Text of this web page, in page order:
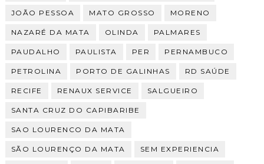
JOÃO PESSOA MATO GROSSO MORENO
NAZARÉ DA MATA OLINDA PALMARES
PAUDALHO PAULISTA PER PERNAMBUCO
PETROLINA PORTO DE GALINHAS RD SAÚDE
RECIFE RENAUX SERVICE SALGUEIRO
SANTA CRUZ DO CAPIBARIBE
SAO LOURENCO DA MATA
SÃO LOURENÇO DA MATA SEM EXPERIENCIA